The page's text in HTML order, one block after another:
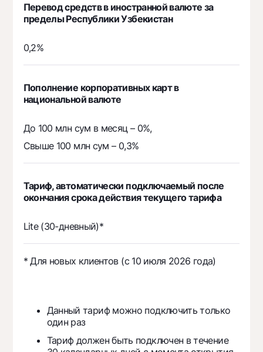
Перевод средств в иностранной валюте за
пределы Республики Узбекистан
0,2%
Пополнение корпоративных карт в
национальной валюте
До 100 млн сум в месяц – 0%,
Свыше 100 млн сум – 0,3%
Тариф, автоматически подключаемый после
окончания срока действия текущего тарифа
Lite (30-дневный)*
* Для новых клиентов (с 10 июля 2026 года)
Данный тариф можно подключить только
один раз
Тариф должен быть подключен в течение